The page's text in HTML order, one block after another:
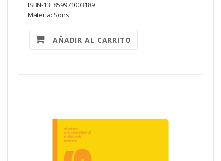
ISBN-13: 859971003189
Materia: Sons
AÑADIR AL CARRITO